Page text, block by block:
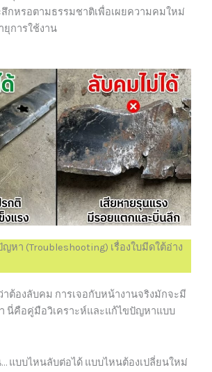
สึกหรอตามธรรมชาติเพื่อเผยความคมใหม่
ยุการใช้งาน
หา (Troubleshooting) เรื่องใบมีดใต้อ่าง
าต้องลับคม การเจอกับหน้างานจริงมักจะมี
นี่คือคู่มือวิเคราะห์และแก้ไขปัญหาแบบ
แบบไหนลับต่อได้ แบบไหนต้องเปลี่ยนใหม่